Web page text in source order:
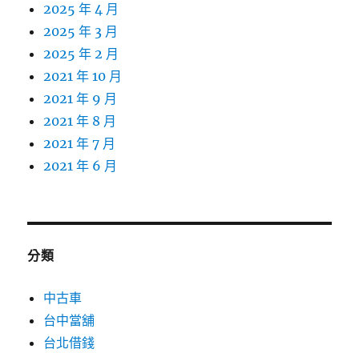
2025 年 4 月
2025 年 3 月
2025 年 2 月
2021 年 10 月
2021 年 9 月
2021 年 8 月
2021 年 7 月
2021 年 6 月
分類
中古車
台中當舖
台北借錢